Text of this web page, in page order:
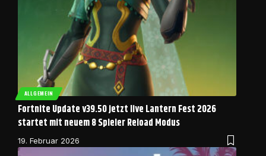
ALLGEMEIN
Fortnite Update v39.50 jetzt live Lantern Fest 2026
startet mit neuem 8 Spieler Reload Modus
19. Februar 2026